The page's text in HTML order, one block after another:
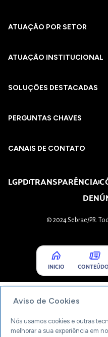
ATUAÇÃO POR SETOR
ATUAÇÃO INSTITUCIONAL
SOLUÇÕES DESTACADAS
PERGUNTAS CHAVES​
CANAIS DE CONTATO
LGPDTRANSPARÊNCIA
© 2024 Sebrae/PR.
INICIO
Aviso de Cookies
Nós usamos cookies e outras
melhorar a sua experiência em